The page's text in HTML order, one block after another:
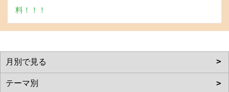
料！！！